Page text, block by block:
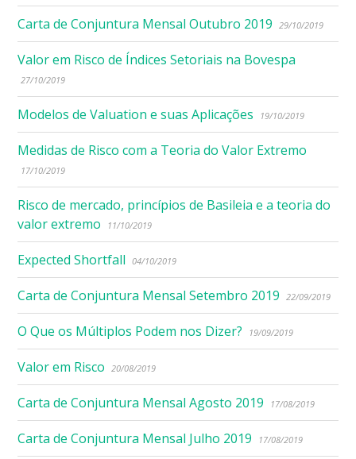
Carta de Conjuntura Mensal Outubro 2019 29/10/2019
Valor em Risco de Índices Setoriais na Bovespa
27/10/2019
Modelos de Valuation e suas Aplicações 19/10/2019
Medidas de Risco com a Teoria do Valor Extremo
17/10/2019
Risco de mercado, princípios de Basileia e a teoria do
valor extremo
11/10/2019
Expected Shortfall 04/10/2019
Carta de Conjuntura Mensal Setembro 2019 22/09/2019
O Que os Múltiplos Podem nos Dizer? 19/09/2019
Valor em Risco 20/08/2019
Carta de Conjuntura Mensal Agosto 2019 17/08/2019
Carta de Conjuntura Mensal Julho 2019 17/08/2019